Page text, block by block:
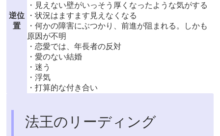
逆位
置
・見えない壁がいっそう厚くなったような気がする
・状況はますます見えなくなる
・何かの障害にぶつかり、前進が阻まれる。しかも
原因が不明
・恋愛では、年長者の反対
・愛のない結婚
・迷う
・浮気
・打算的な付き合い
法王のリーディング